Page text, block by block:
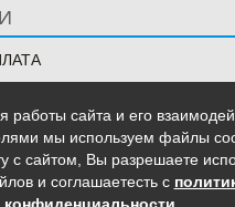
работы сайта и его
мы используем файлы
с сайтом, Вы разрешаете
и соглашаетесть с